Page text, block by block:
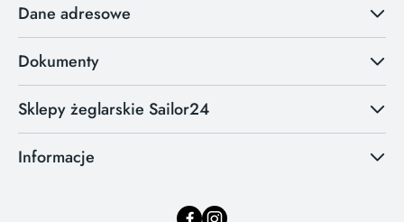
Dane adresowe
Dokumenty
Sklepy żeglarskie Sailor24
Informacje